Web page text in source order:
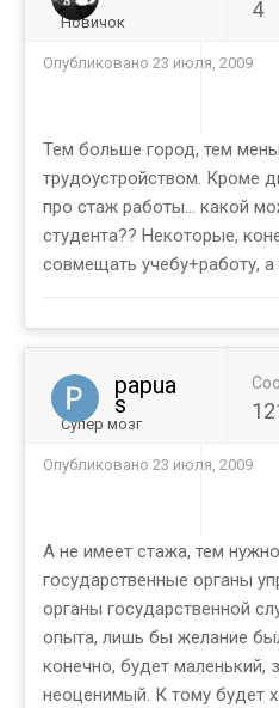
Новичок
4
Опубликовано 23 июля, 2009
Тем больше город, тем
трудоустройством. Кроме
про стаж работы... какой
студента?? Некоторые,
совмещать учебу+работу,
papua
s
Супер мозг
Опубликовано 23 июля, 2009
А не имеет стажа, тем
государственные органы
органы государственной
опыта, лишь бы желание
конечно, будет маленький,
неоценимый. К тому будет